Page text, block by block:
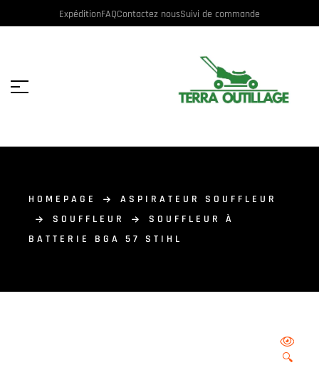
ExpéditionFAQContactez nousSuivi de commande
HOMEPAGE
ASPIRATEUR SOUFFLEUR
SOUFFLEUR
SOUFFLEUR À
BATTERIE BGA 57 STIHL
🔍